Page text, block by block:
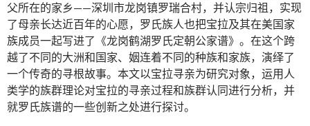
父所在的家乡——深圳市龙岗镇罗瑞合村，并认宗归祖，实现
了母亲长达近百年的心愿，罗氏族人也把宝拉及其在美国家
族成员一起写进了《龙岗鹤湖罗氏定朝公家谱》。在这个跨
越了不同的大洲和国家、姻连着不同的种族和家族，演绎了
一个传奇的寻根故事。本文以宝拉寻亲为研究对象，运用人
类学的族群理论对宝拉的寻亲过程和族群认同进行分析，并
就罗氏族谱的一些创新之处进行探讨。